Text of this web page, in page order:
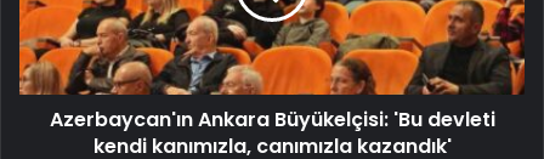
Azerbaycan'ın Ankara Büyükelçisi: 'Bu devleti
kendi kanımızla, canımızla kazandık'